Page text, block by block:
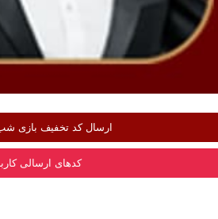
ارسال کد تخفیف بازی
کدهای ارسالی